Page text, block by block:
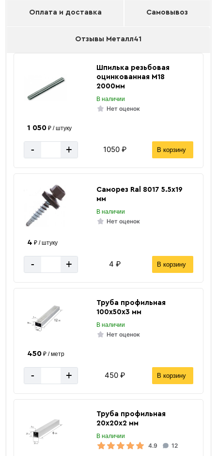
Оплата и доставка Самовывоз
Отзывы Металл41
Шпилька резьбовая
оцинкованная М18
2000мм
В наличии
Нет оценок
1 050₽ / штуку
- + 1050 ₽ В корзину
Саморез Ral 8017 5.5х19
мм
В наличии
Нет оценок
4 ₽ / штуку
- + 4 ₽ В корзину
Труба профильная
100х50х3 мм
В наличии
Нет оценок
450₽ / метр
- + 450 ₽ В корзину
Труба профильная
20х20х2 мм
В наличии
4.9 12